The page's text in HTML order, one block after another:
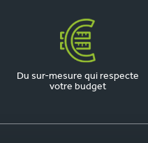
Du sur-mesure qui respecte
votre budget